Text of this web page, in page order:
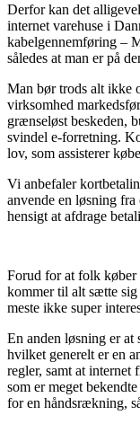
Derfor kan det
internet varehuse i
kabelgennemføring –
således at man er på
Man bør trods alt ikke
virksomhed
grænseløst beskeden,
svindel e-forretning.
lov, som assisterer
Vi anbefaler
anvende en løsning
hensigt at afdrage
Forud for at folk køber
kommer til alt sætte sig
meste ikke super
En anden løsning er
hvilket generelt er en
regler, samt at internet
som er meget
for en håndsrækning,